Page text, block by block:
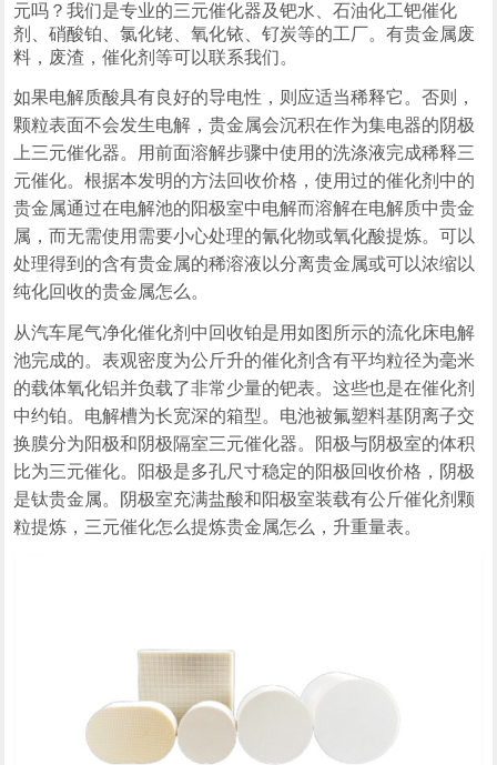
元吗？我们是专业的三元催化器及钯水、石油化工钯催化
剂、硝酸铂、氯化铑、氧化铱、钌炭等的工厂。有贵金属废
料，废渣，催化剂等可以联系我们。
如果电解质酸具有良好的导电性，则应适当稀释它。否则，
颗粒表面不会发生电解，贵金属会沉积在作为集电器的阴极
上三元催化器。用前面溶解步骤中使用的洗涤液完成稀释三
元催化。根据本发明的方法回收价格，使用过的催化剂中的
贵金属通过在电解池的阳极室中电解而溶解在电解质中贵金
属，而无需使用需要小心处理的氰化物或氧化酸提炼。可以
处理得到的含有贵金属的稀溶液以分离贵金属或可以浓缩以
纯化回收的贵金属怎么。
从汽车尾气净化催化剂中回收铂是用如图所示的流化床电解
池完成的。表观密度为公斤升的催化剂含有平均粒径为毫米
的载体氧化铝并负载了非常少量的钯表。这些也是在催化剂
中约铂。电解槽为长宽深的箱型。电池被氟塑料基阴离子交
换膜分为阳极和阴极隔室三元催化器。阳极与阴极室的体积
比为三元催化。阳极是多孔尺寸稳定的阳极回收价格，阴极
是钛贵金属。阴极室充满盐酸和阳极室装载有公斤催化剂颗
粒提炼，三元催化怎么提炼贵金属怎么，升重量表。